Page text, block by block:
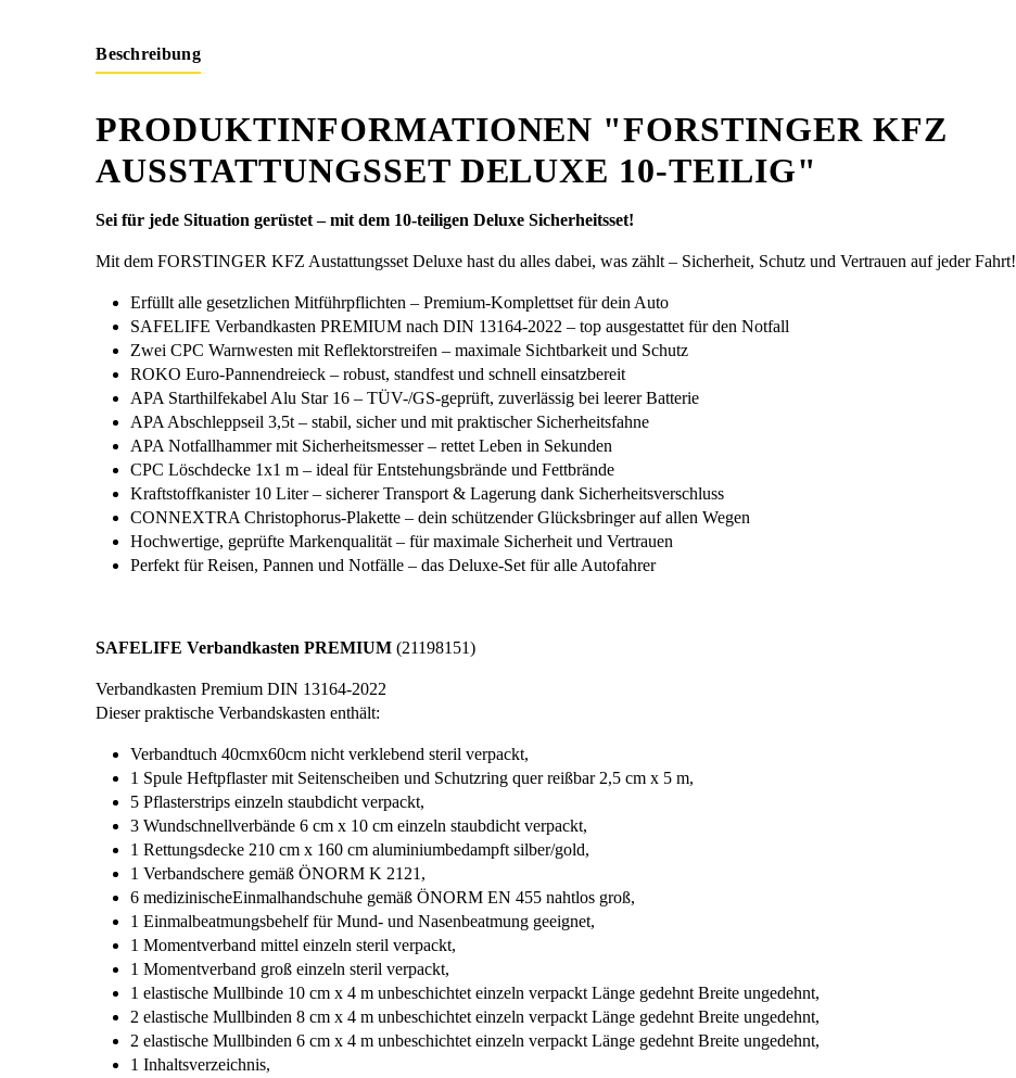
Beschreibung
PRODUKTINFORMATIONEN "FORSTINGER KFZ
AUSSTATTUNGSSET DELUXE 10-TEILIG"
Sei für jede Situation gerüstet – mit dem 10-teiligen Deluxe Sicherheitsset!
Mit dem FORSTINGER KFZ Austattungsset Deluxe hast du alles dabei, was zählt – Sicherheit, Schutz und Vertrauen auf jeder Fahrt!
Erfüllt alle gesetzlichen Mitführpflichten – Premium-Komplettset für dein Auto
SAFELIFE Verbandkasten PREMIUM nach DIN 13164-2022 – top ausgestattet für den Notfall
Zwei CPC Warnwesten mit Reflektorstreifen – maximale Sichtbarkeit und Schutz
ROKO Euro-Pannendreieck – robust, standfest und schnell einsatzbereit
APA Starthilfekabel Alu Star 16 – TÜV-/GS-geprüft, zuverlässig bei leerer Batterie
APA Abschleppseil 3,5t – stabil, sicher und mit praktischer Sicherheitsfahne
APA Notfallhammer mit Sicherheitsmesser – rettet Leben in Sekunden
CPC Löschdecke 1x1 m – ideal für Entstehungsbrände und Fettbrände
Kraftstoffkanister 10 Liter – sicherer Transport & Lagerung dank Sicherheitsverschluss
CONNEXTRA Christophorus-Plakette – dein schützender Glücksbringer auf allen Wegen
Hochwertige, geprüfte Markenqualität – für maximale Sicherheit und Vertrauen
Perfekt für Reisen, Pannen und Notfälle – das Deluxe-Set für alle Autofahrer
SAFELIFE Verbandkasten PREMIUM (21198151)
Verbandkasten Premium DIN 13164-2022
Dieser praktische Verbandskasten enthält:
Verbandtuch 40cmx60cm nicht verklebend steril verpackt,
1 Spule Heftpflaster mit Seitenscheiben und Schutzring quer reißbar 2,5 cm x 5 m,
5 Pflasterstrips einzeln staubdicht verpackt,
3 Wundschnellverbände 6 cm x 10 cm einzeln staubdicht verpackt,
1 Rettungsdecke 210 cm x 160 cm aluminiumbedampft silber/gold,
1 Verbandschere gemäß ÖNORM K 2121,
6 medizinischeEinmalhandschuhe gemäß ÖNORM EN 455 nahtlos groß,
1 Einmalbeatmungsbehelf für Mund- und Nasenbeatmung geeignet,
1 Momentverband mittel einzeln steril verpackt,
1 Momentverband groß einzeln steril verpackt,
1 elastische Mullbinde 10 cm x 4 m unbeschichtet einzeln verpackt Länge gedehnt Breite ungedehnt,
2 elastische Mullbinden 8 cm x 4 m unbeschichtet einzeln verpackt Länge gedehnt Breite ungedehnt,
2 elastische Mullbinden 6 cm x 4 m unbeschichtet einzeln verpackt Länge gedehnt Breite ungedehnt,
1 Inhaltsverzeichnis,